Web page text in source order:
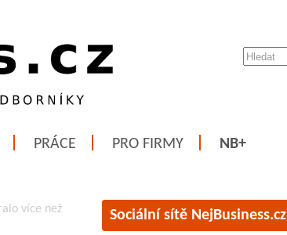
PRÁCE PRO FIRMY NB+
více než
Sociální sítě NejBusiness.cz